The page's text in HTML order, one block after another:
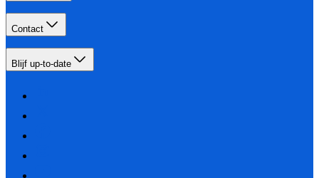
Contact
Blijf up-to-date